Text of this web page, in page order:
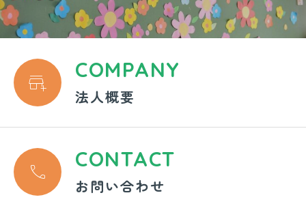
 COMPANY
法人概要
 CONTACT
お問い合わせ